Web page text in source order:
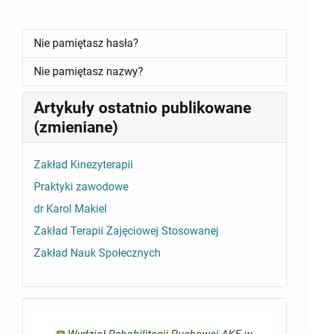
Nie pamiętasz hasła?
Nie pamiętasz nazwy?
Artykuły ostatnio publikowane
(zmieniane)
Zakład Kinezyterapii
Praktyki zawodowe
dr Karol Makiel
Zakład Terapii Zajęciowej Stosowanej
Zakład Nauk Społecznych